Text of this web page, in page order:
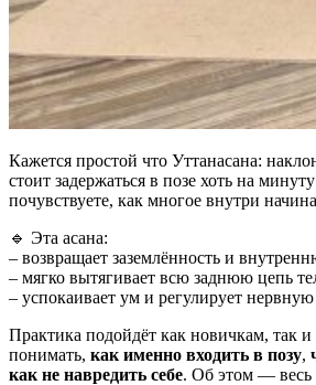
Кажется простой что Уттанасана:
стоит задержаться в позе хоть на
почувствуете, как многое внутри
🔹 Эта асана:
– возвращает заземлённость и
– мягко вытягивает всю заднюю цепь
– успокаивает ум и регулирует
Практика подойдёт как новичкам, так
понимать, как именно входить в позу,
как не навредить себе. Об этом — весь